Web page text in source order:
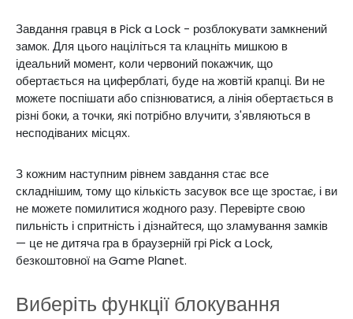
Завдання гравця в Pick a Lock - розблокувати замкнений
замок. Для цього націліться та клацніть мишкою в
ідеальний момент, коли червоний покажчик, що
обертається на циферблаті, буде на жовтій крапці. Ви не
можете поспішати або спізнюватися, а лінія обертається в
різні боки, а точки, які потрібно влучити, з'являються в
несподіваних місцях.
З кожним наступним рівнем завдання стає все
складнішим, тому що кількість засувок все ще зростає, і ви
не можете помилитися жодного разу. Перевірте свою
пильність і спритність і дізнайтеся, що зламування замків
— це не дитяча гра в браузерній грі Pick a Lock,
безкоштовної на Game Planet.
Виберіть функції блокування